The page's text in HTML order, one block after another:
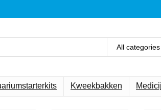
All categories
Kweekbakken